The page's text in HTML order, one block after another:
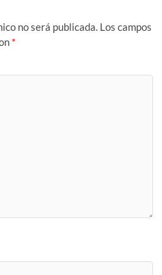
no será publicada. Los campos
*